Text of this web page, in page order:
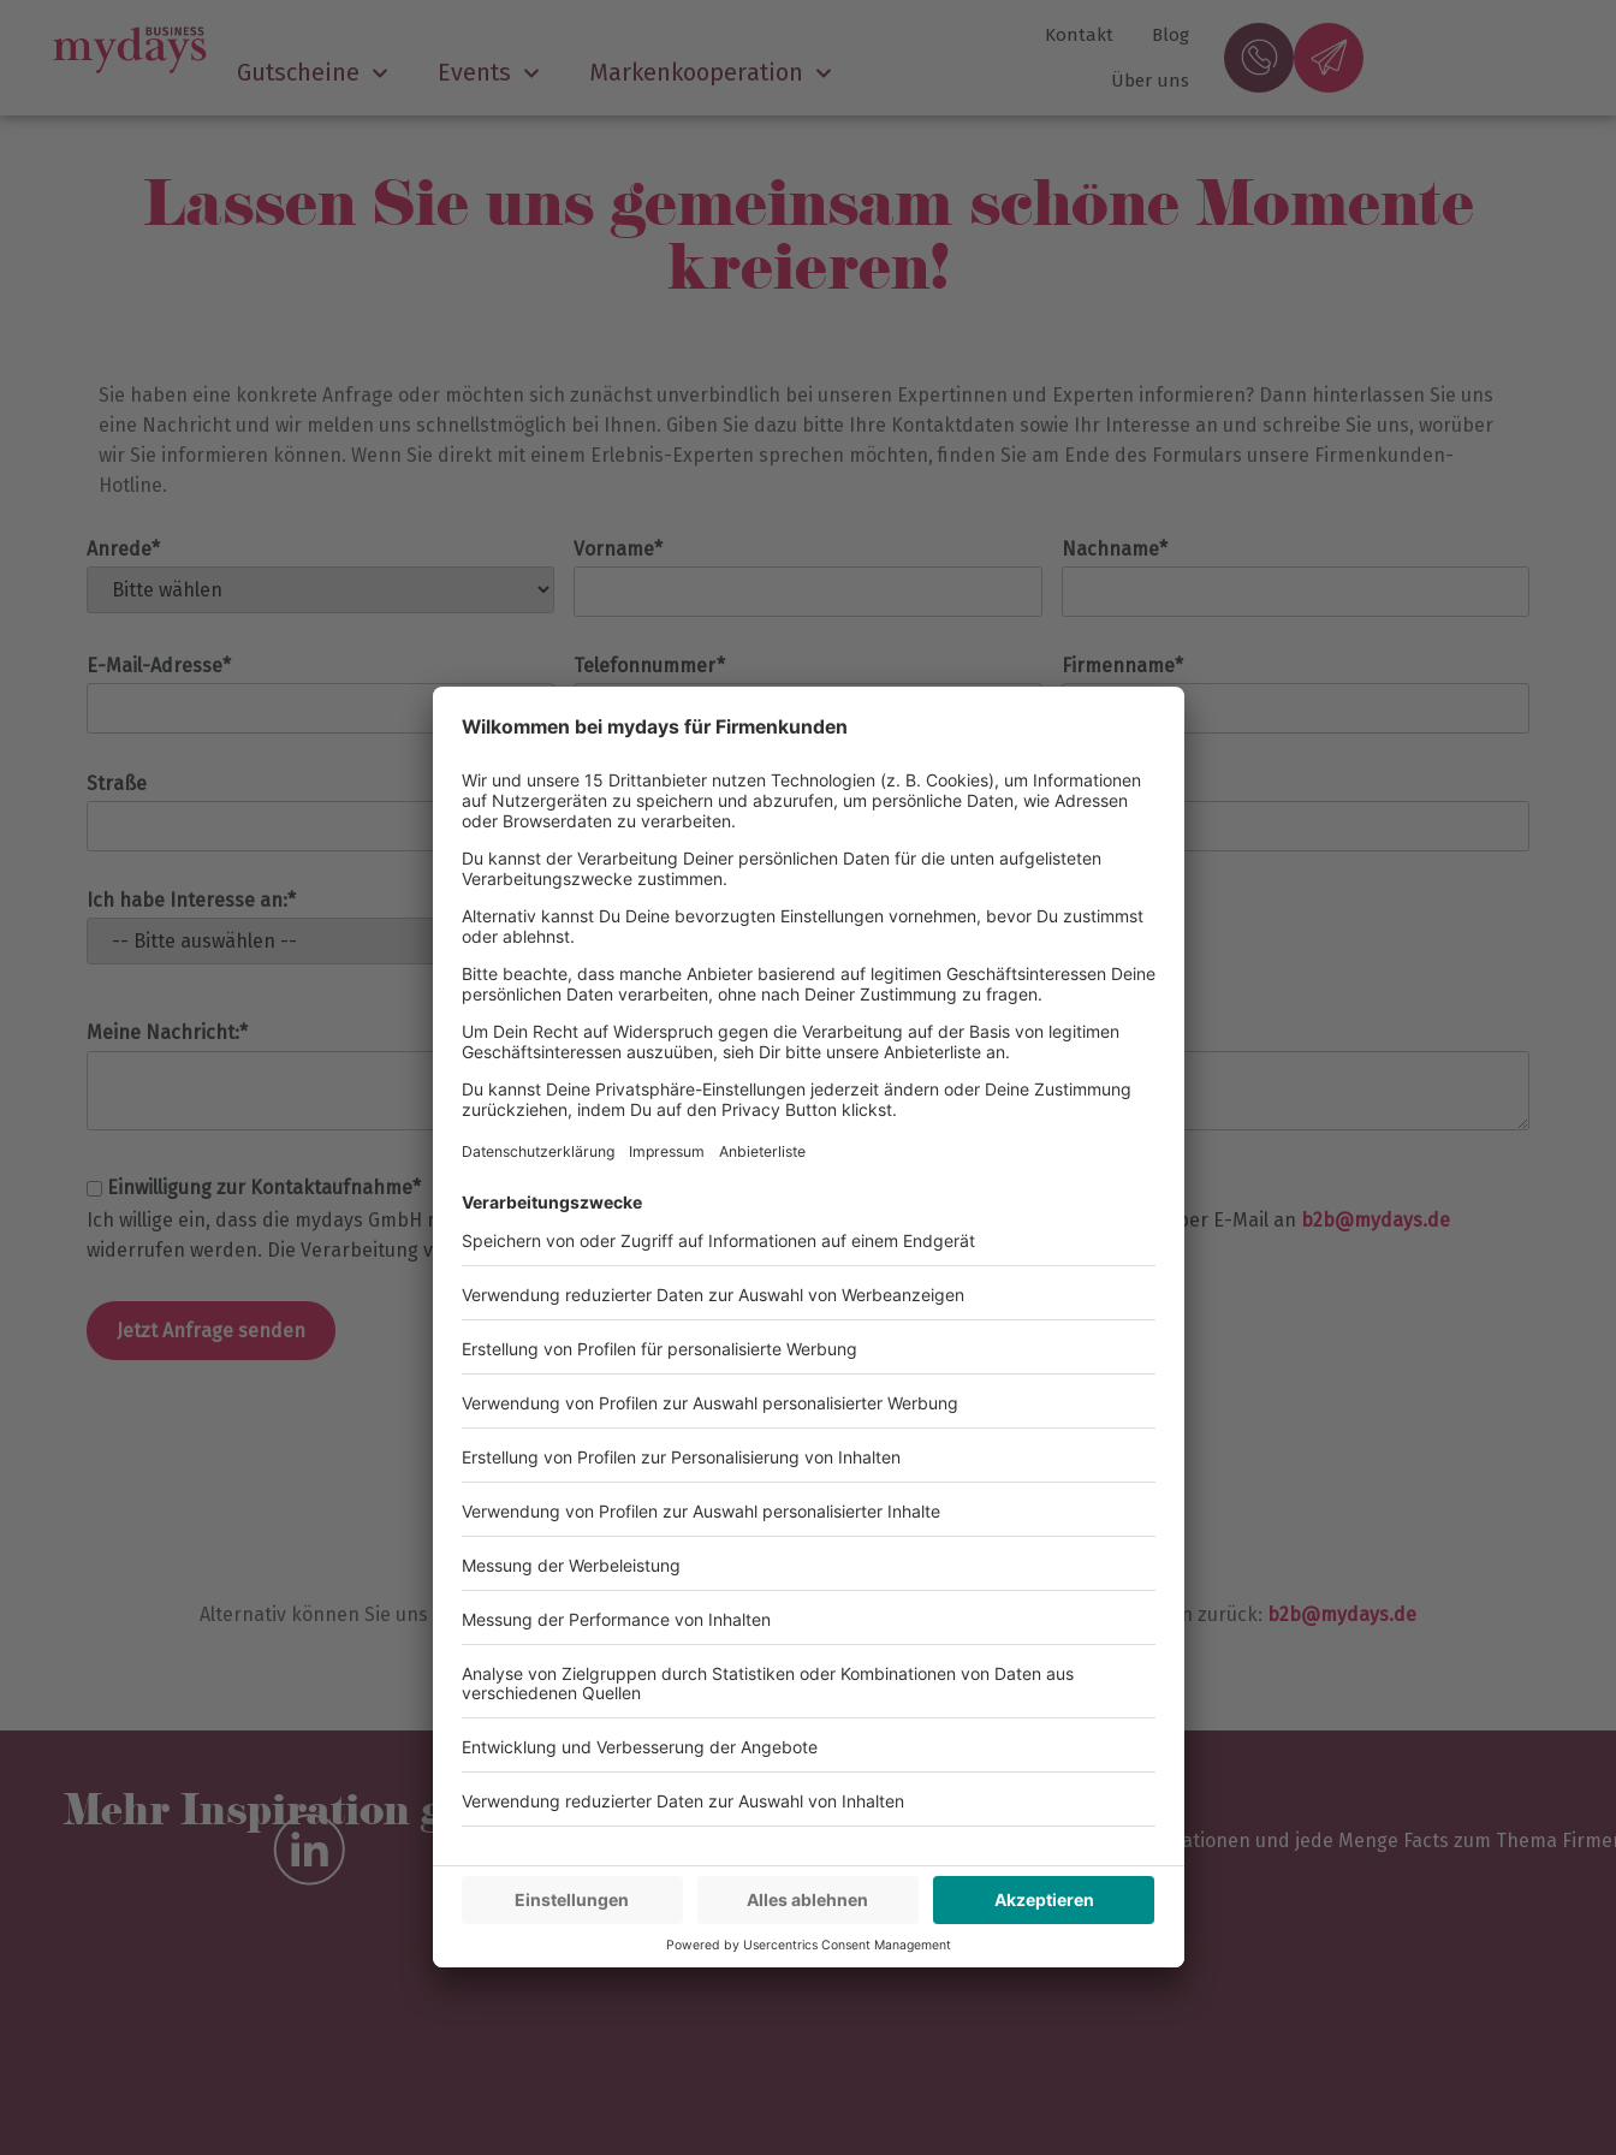
Gutscheine Events Markenkooperation
Kontakt Blog
Über uns
Lassen Sie uns gemeinsam schöne Momente
kreieren!
Sie haben eine konkrete Anfrage oder möchten sich zunächst unverbindlich bei unseren Expertinnen und Experten informieren? Dann hinterlassen Sie uns
eine Nachricht und wir melden uns schnellstmöglich bei Ihnen. Giben Sie dazu bitte Ihre Kontaktdaten sowie Ihr Interesse an und schreibe Sie uns, worüber
wir Sie informieren können. Wenn Sie direkt mit einem Erlebnis-Experten sprechen möchten, finden Sie am Ende des Formulars unsere Firmenkunden-
Hotline.
Anrede* Vorname* Nachname*
E-Mail-Adresse* Telefonnummer* Firmenname*
Straße Postleitzahl Stadt
Ich habe Interesse an:*
Meine Nachricht:*
Einwilligung zur Kontaktaufnahme*
Ich willige ein, dass die mydays GmbH mich zur Bearbeitung meiner Anfrage kontaktiert. Diese Einwilligung kann jederzeit per E-Mail an b2b@mydays.de
widerrufen werden. Die Verarbeitung von personenbezogenen Daten erfolgt gemäß unsererDatenschutzbestimmungen
Unsere Firmenkunden-Hotline
Wir sind gerne für unsere Firmenkunden telefonisch da:
Sie erreichen uns Montag-Freitag zwischen 9 Uhr und 17 Uhr.
Alternativ können Sie uns auch gerne eine Nachricht per E-Mail hinterlassen, wir melden uns zeitnah bei Ihnen zurück: b2b@mydays.de
Mehr Inspiration gefällig?
Auf unserem LinkedIn Account finden Sie mehr Informationen, Inspirationen und jede Menge Facts zum Thema
Geschenke für Mitarbeitende sowie Kund:innen und Kooperationen.